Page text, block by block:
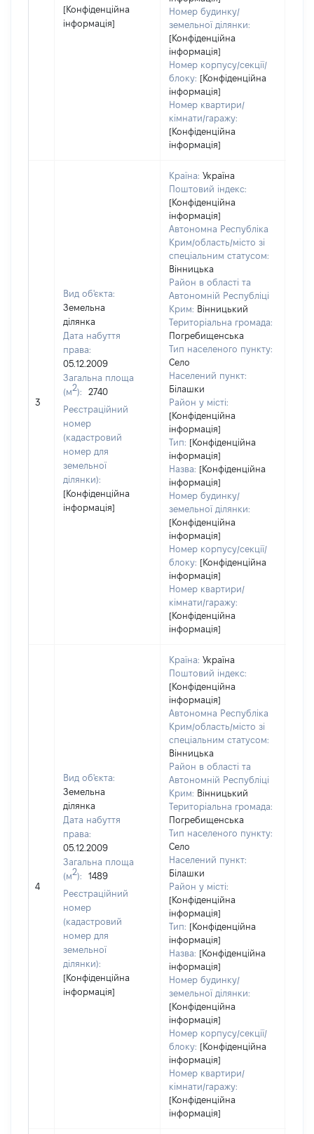
[Конфіденційна
інформація]
Номер будинку/
земельної ділянки:
[Конфіденційна
інформація]
Номер корпусу/секції/
блоку: [Конфіденційна
інформація]
Номер квартири/
кімнати/гаражу:
[Конфіденційна
інформація]
3
Вид об'єкта:
Земельна
ділянка
Дата набуття
права:
05.12.2009
Загальна площа
(м2):
2740
Реєстраційний
номер
(кадастровий
номер для
земельної
ділянки):
[Конфіденційна
інформація]
Країна: Україна
Поштовий індекс:
[Конфіденційна
інформація]
Автономна Республіка
Крим/область/місто зі
спеціальним статусом:
Вінницька
Район в області та
Автономній Республіці
Крим: Вінницький
Територіальна громада:
Погребищенська
Тип населеного пункту:
Село
Населений пункт:
Білашки
Район у місті:
[Конфіденційна
інформація]
Тип: [Конфіденційна
інформація]
Назва: [Конфіденційна
інформація]
Номер будинку/
земельної ділянки:
[Конфіденційна
інформація]
Номер корпусу/секції/
блоку: [Конфіденційна
інформація]
Номер квартири/
кімнати/гаражу:
[Конфіденційна
інформація]
4
Вид об'єкта:
Земельна
ділянка
Дата набуття
права:
05.12.2009
Загальна площа
(м2):
1489
Реєстраційний
номер
(кадастровий
номер для
земельної
ділянки):
[Конфіденційна
інформація]
Країна: Україна
Поштовий індекс:
[Конфіденційна
інформація]
Автономна Республіка
Крим/область/місто зі
спеціальним статусом:
Вінницька
Район в області та
Автономній Республіці
Крим: Вінницький
Територіальна громада:
Погребищенська
Тип населеного пункту:
Село
Населений пункт:
Білашки
Район у місті:
[Конфіденційна
інформація]
Тип: [Конфіденційна
інформація]
Назва: [Конфіденційна
інформація]
Номер будинку/
земельної ділянки:
[Конфіденційна
інформація]
Номер корпусу/секції/
блоку: [Конфіденційна
інформація]
Номер квартири/
кімнати/гаражу:
[Конфіденційна
інформація]